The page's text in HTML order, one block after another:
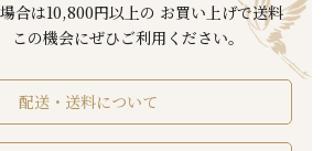
合は10,800円以上の お買い上げで送料
この機会にぜひご利用ください。
配送・送料について